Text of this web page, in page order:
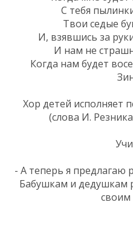
С тебя
Твои седые
И, взявшись за
И нам не
Когда нам будет
Хор детей исполняет
(слова И.
- А теперь я предлагаю
Бабушкам и дедушкам
своим